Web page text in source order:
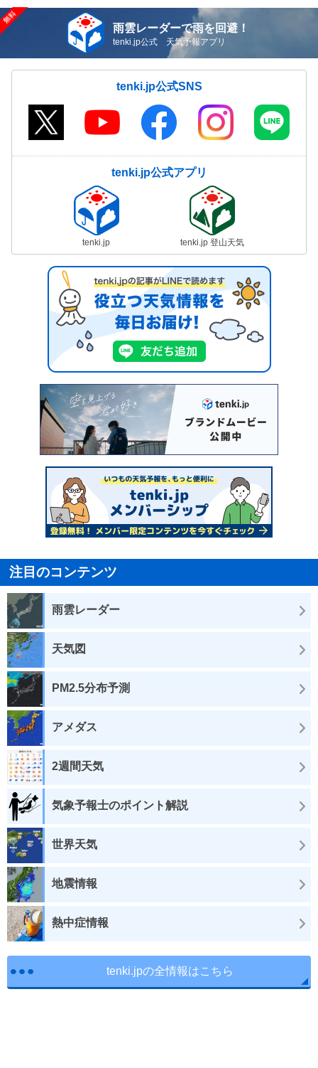
雨雲レーダーで雨を回避！
tenki.jp公式 天気予報アプリ
tenki.jp公式SNS
tenki.jp公式アプリ
tenki.jp tenki.jp 登山天気
注目のコンテンツ
雨雲レーダー
天気図
PM2.5分布予測
アメダス
2週間天気
気象予報士のポイント解説
世界天気
地震情報
熱中症情報
tenki.jpの全情報はこちら